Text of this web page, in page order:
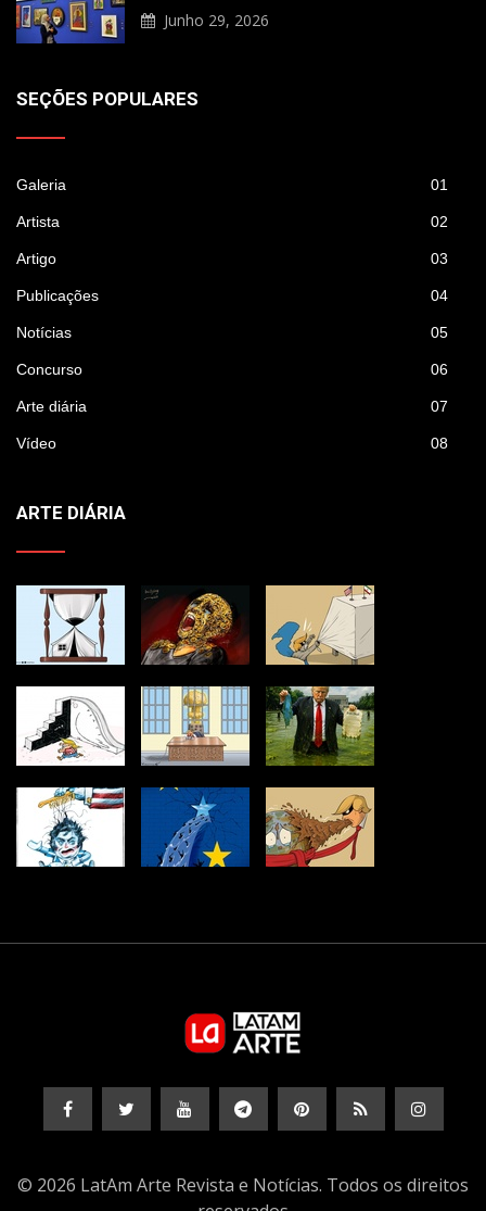
Junho 29, 2026
SEÇÕES POPULARES
Galeria 01
Artista 02
Artigo 03
Publicações 04
Notícias 05
Concurso 06
Arte diária 07
Vídeo 08
ARTE DIÁRIA
© 2026 LatAm Arte Revista e Notícias. Todos os direitos